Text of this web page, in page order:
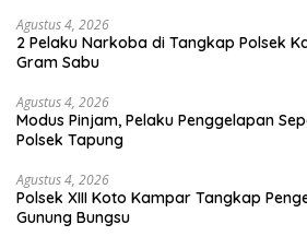
Agustus 4, 2026
2 Pelaku Narkoba di Tangkap Polsek
Gram Sabu
Agustus 4, 2026
Modus Pinjam, Pelaku Penggelapan
Polsek Tapung
Agustus 4, 2026
Polsek XIII Koto Kampar Tangkap
Gunung Bungsu